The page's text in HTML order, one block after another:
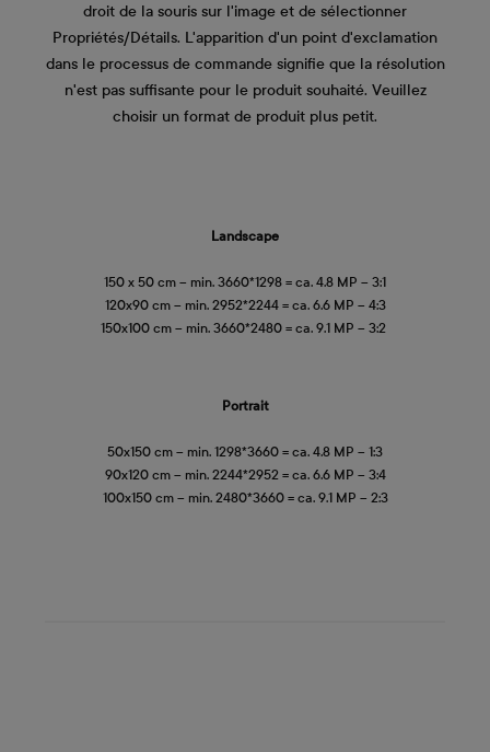
droit de la souris sur l'image et de sélectionner
Propriétés/Détails. L'apparition d'un point d'exclamation
dans le processus de commande signifie que la résolution
n'est pas suffisante pour le produit souhaité. Veuillez
choisir un format de produit plus petit.
Landscape
150 x 50 cm – min. 3660*1298 = ca. 4.8 MP – 3:1
120x90 cm – min. 2952*2244 = ca. 6.6 MP – 4:3
150x100 cm – min. 3660*2480 = ca. 9.1 MP – 3:2
Portrait
50x150 cm – min. 1298*3660 = ca. 4.8 MP – 1:3
90x120 cm – min. 2244*2952 = ca. 6.6 MP – 3:4
100x150 cm – min. 2480*3660 = ca. 9.1 MP – 2:3